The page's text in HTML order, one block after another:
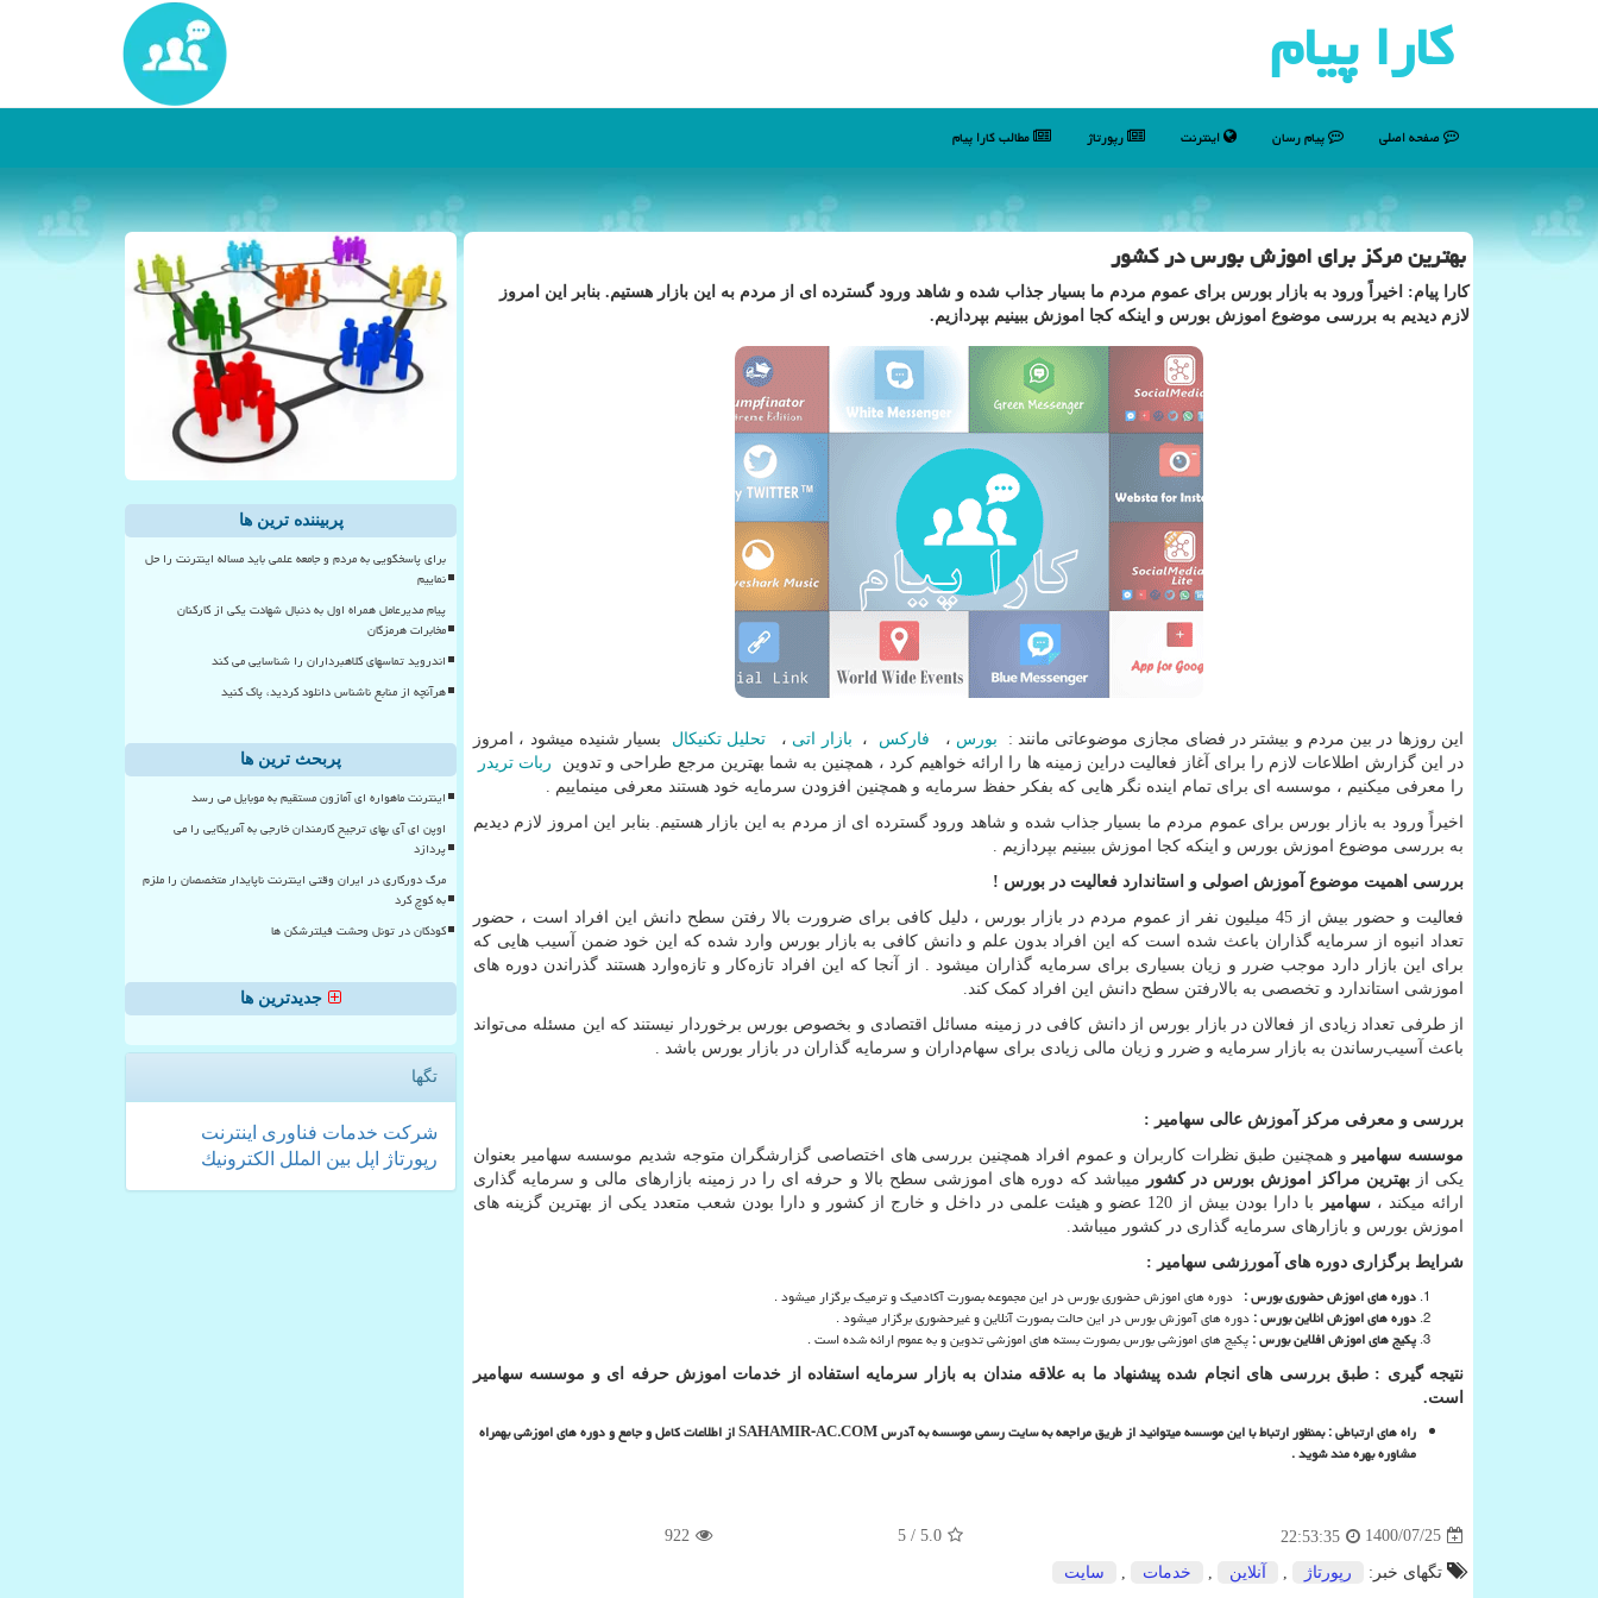
كارا پیام
صفحه اصلی پیام رسان اینترنت رپورتاژ مطالب كارا پیام
بهترین مرکز برای اموزش بورس در کشور
کارا پیام: اخیرا‌ً ورود به بازار بورس برای عموم مردم ما بسیار جذاب شده و شاهد ورود گسترده ای از مردم به این بازار هستیم. بنابر این امروز
لازم دیدیم به بررسی موضوع اموزش بورس و اینکه کجا اموزش ببینیم بپردازیم.
این روزها در بین مردم و بیشتر در فضای مجازی موضوعاتی مانند : بورس ، فارکس ، بازار اتی ، تحلیل تکنیکال
بسیار شنیده میشود ، امروز
در این گزارش اطلاعات لازم را برای آغاز فعالیت دراین زمینه ها را ارائه خواهیم کرد ، همچنین به شما بهترین مرجع طراحی و تدوین ربات تریدر
را معرفی میکنیم ، موسسه ای برای تمام اینده نگر هایی که بفکر حفظ سرمایه و همچنین افزودن سرمایه خود هستند معرفی مینماییم .
اخیرا‌ً ورود به بازار بورس برای عموم مردم ما بسیار جذاب شده و شاهد ورود گسترده ای از مردم به این بازار هستیم. بنابر این امروز لازم دیدیم
به بررسی موضوع اموزش بورس و اینکه کجا اموزش ببینیم بپردازیم .
بررسی اهمیت موضوع آموزش اصولی و استاندارد فعالیت در بورس !
فعالیت و حضور بیش از 45 میلیون نفر از عموم مردم در بازار بورس ، دلیل کافی برای ضرورت بالا رفتن سطح دانش این افراد است ، حضور
تعداد انبوه از سرمایه گذاران باعث شده است که این افراد بدون علم و دانش کافی به بازار بورس وارد شده که این خود ضمن آسیب هایی که
برای این بازار دارد موجب ضرر و زیان بسیاری برای سرمایه گذاران میشود . از آنجا که این افراد تازه‌کار و تازه‌وارد هستند گذراندن دوره های
اموزشی استاندارد و تخصصی به بالارفتن سطح دانش این افراد کمک کند.
از طرفی تعداد زیادی از فعالان در بازار بورس از دانش کافی در زمینه مسائل اقتصادی و بخصوص بورس برخوردار نیستند که این مسئله می‌تواند
باعث آسیب‌رساندن به بازار سرمایه و ضرر و زیان مالی زیادی برای سهام‌داران و سرمایه گذاران در بازار بورس باشد .
بررسی و معرفی مرکز آموزش عالی سهامیر :
موسسه سهامیر و همچنین طبق نظرات کاربران و عموم افراد همچنین بررسی های اختصاصی گزارشگران متوجه شدیم موسسه سهامیر بعنوان
یکی ازبهترین مراکز اموزش بورس در کشور
میباشد که دوره های اموزشی سطح بالا و حرفه ای را در زمینه بازارهای مالی و سرمایه گذاری
ارائه میکند ،سهامیر
با دارا بودن بیش از 120 عضو و هیئت علمی در داخل و خارج از کشور و دارا بودن شعب متعدد یکی از بهترین گزینه های
اموزش بورس و بازارهای سرمایه گذاری در کشور میباشد.
شرایط برگزاری دوره های آمورزشی سهامیر :
دوره های اموزش حضوری بورس : دوره های اموزش حضوری بورس در این مجموعه بصورت آکادمیک و ترمیک برگزار میشود .
دوره های اموزش انلاین بورس :دوره های آموزش بورس در این حالت بصورت آنلاین و غیرحضوری برگزار میشود .
پکیج های اموزش افلاین بورس :پکیج های اموزشی بورس بصورت بسته های اموزشی تدوین و به عموم ارائه شده است .
نتیجه گیری : طبق بررسی های انجام شده پیشنهاد ما به علاقه مندان به بازار سرمایه استفاده از خدمات اموزش حرفه ای و موسسه سهامیر
است.
راه های ارتباطی : بمنظور ارتباط با این موسسه میتوانید از طریق مراجعه به سایت رسمی موسسه به آدرسSAHAMIR-AC.COMاز اطلاعات کامل و جامع و دوره های اموزشی بهمراه
مشاوره بهره مند شوید .
1400/07/25
22:53:35
5.0
/ 5
922
تگهای خبر: رپورتاژ آنلاین خدمات سایت
پربیننده ترین ها
برای پاسخگویی به مردم و جامعه علمی باید مساله اینترنت را حل
نماییم
پیام مدیرعامل همراه اول به دنبال شهادت یکی از کارکنان
مخابرات هرمزگان
اندروید تماسهای کلاهبرداران را شناسایی می کند
هرآنچه از منابع ناشناس دانلود کردید، پاک کنید
پربحث ترین ها
اینترنت ماهواره ای آمازون مستقیم به موبایل می رسد
اوپن ای آی بهای ترجیح کارمندان خارجی به آمریکایی را می
پردازد
مرگ دورکاری در ایران وقتی اینترنت ناپایدار متخصصان را ملزم
به کوچ کرد
کودکان در تونل وحشت فیلترشکن ها
جدیدترین ها
تگها
شركت خدمات فناوری اینترنت
رپورتاژ
اپل بین الملل الكترونیك